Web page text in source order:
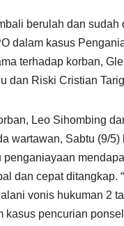
berulah dan sudah
dalam kasus
terhadap korban,
dan Riski Cristian
Leo Sihombing
wartawan, Sabtu (9/5)
penganiayaan
dan cepat ditangkap.
vonis hukuman 2
kasus pencurian